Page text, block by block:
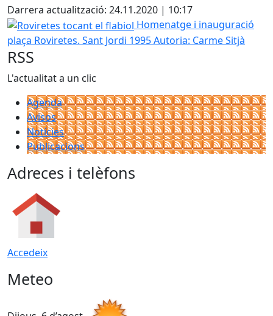
Darrera actualització: 24.11.2020 | 10:17
Roviretes tocant el flabiol
Homenatge i inauguració
plaça Roviretes. Sant Jordi 1995Autoria: Carme Sitjà
RSS
L'actualitat a un clic
Agenda
Avisos
Notícies
Publicacions
Adreces i telèfons
Accedeix
Meteo